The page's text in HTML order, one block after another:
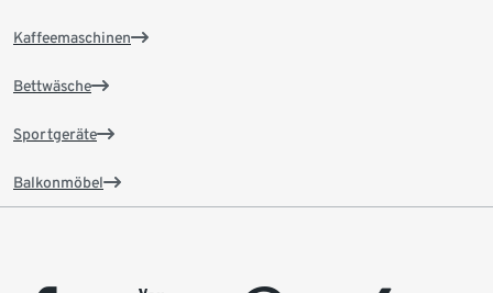
Kaffeemaschinen
Bettwäsche
Sportgeräte
Balkonmöbel